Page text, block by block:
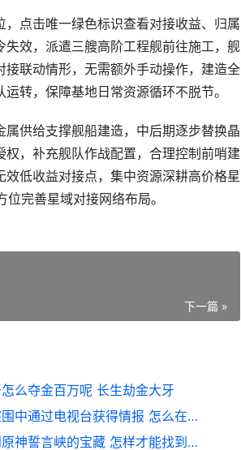
点击唯一绿色标识查看对接收益、归属
效，派遣三艘高阶工程舰前往施工，舰
联动情形，无需额外手动操作，建造全
转，保障基地日常资源循环不脱节。
供给支撑舰船建造，中后期逐步替换晶
，补充舰队作战配置，合理控制前哨建
低收益对接点，集中资源深耕高价格星
完善星域对接网络布局。
下一篇 »
么夺金百万呢 长生劫金大牙
怎么在暗区突围中通过电视台获得情报 怎么在暗区突围开挂
怎样才能找到原神誓言峡的宝藏 怎样才能找到原来登录过的抖音号